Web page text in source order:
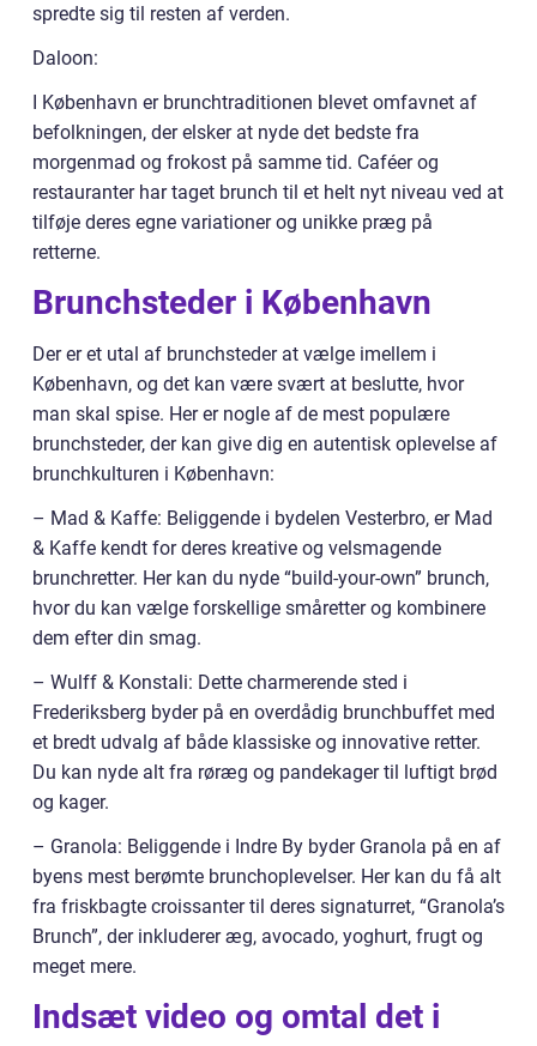
spredte sig til resten af verden.
Daloon:
I København er brunchtraditionen blevet omfavnet af
befolkningen, der elsker at nyde det bedste fra
morgenmad og frokost på samme tid. Caféer og
restauranter har taget brunch til et helt nyt niveau ved at
tilføje deres egne variationer og unikke præg på
retterne.
Brunchsteder i København
Der er et utal af brunchsteder at vælge imellem i
København, og det kan være svært at beslutte, hvor
man skal spise. Her er nogle af de mest populære
brunchsteder, der kan give dig en autentisk oplevelse af
brunchkulturen i København:
– Mad & Kaffe: Beliggende i bydelen Vesterbro, er Mad
& Kaffe kendt for deres kreative og velsmagende
brunchretter. Her kan du nyde “build-your-own” brunch,
hvor du kan vælge forskellige småretter og kombinere
dem efter din smag.
– Wulff & Konstali: Dette charmerende sted i
Frederiksberg byder på en overdådig brunchbuffet med
et bredt udvalg af både klassiske og innovative retter.
Du kan nyde alt fra røræg og pandekager til luftigt brød
og kager.
– Granola: Beliggende i Indre By byder Granola på en af
byens mest berømte brunchoplevelser. Her kan du få alt
fra friskbagte croissanter til deres signaturret, “Granola’s
Brunch”, der inkluderer æg, avocado, yoghurt, frugt og
meget mere.
Indsæt video og omtal det i